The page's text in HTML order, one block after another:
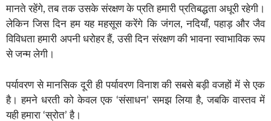
मानते रहेंगे, तब तक उसके संरक्षण के प्रति हमारी प्रतिबद्धता अधूरी रहेगी।
लेकिन जिस दिन हम यह महसूस करेंगे कि जंगल, नदियाँ, पहाड़ और जैव
विविधता हमारी अपनी धरोहर हैं, उसी दिन संरक्षण की भावना स्वाभाविक रूप
से जन्म लेगी।
पर्यावरण से मानसिक दूरी ही पर्यावरण विनाश की सबसे बड़ी वजहों में से एक
है। हमने धरती को केवल एक ‘संसाधन’ समझ लिया है, जबकि वास्तव में
यही हमारा ‘स्रोत’ है।